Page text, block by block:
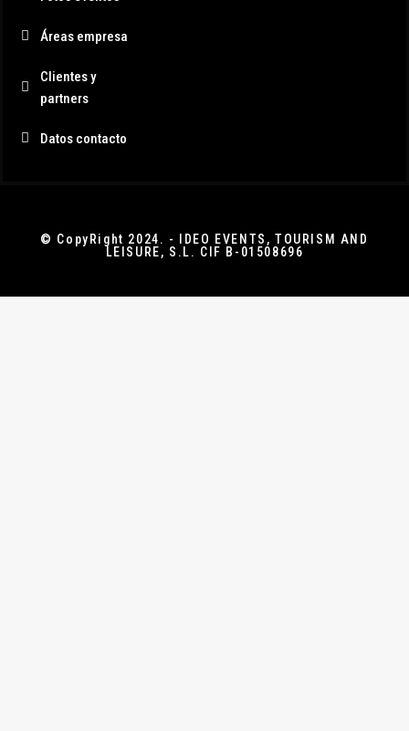
Áreas empresa
Clientes y
partners
Datos contacto
© CopyRight 2024. - IDEO EVENTS, TOURISM AND
LEISURE, S.L. CIF B-01508696